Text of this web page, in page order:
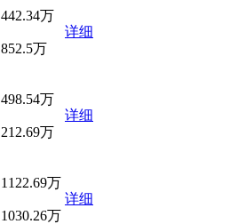
442.34万
852.5万
详细
498.54万
212.69万
详细
1122.69万
1030.26万
详细